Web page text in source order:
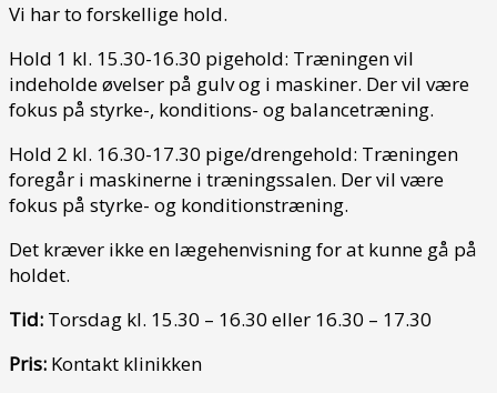
Vi har to forskellige hold.
Hold 1 kl. 15.30-16.30 pigehold: Træningen vil
indeholde øvelser på gulv og i maskiner. Der vil være
fokus på styrke-, konditions- og balancetræning.
Hold 2 kl. 16.30-17.30 pige/drengehold: Træningen
foregår i maskinerne i træningssalen. Der vil være
fokus på styrke- og konditionstræning.
Det kræver ikke en lægehenvisning for at kunne gå på
holdet.
Tid: Torsdag kl. 15.30 – 16.30 eller 16.30 – 17.30
Pris: Kontakt klinikken